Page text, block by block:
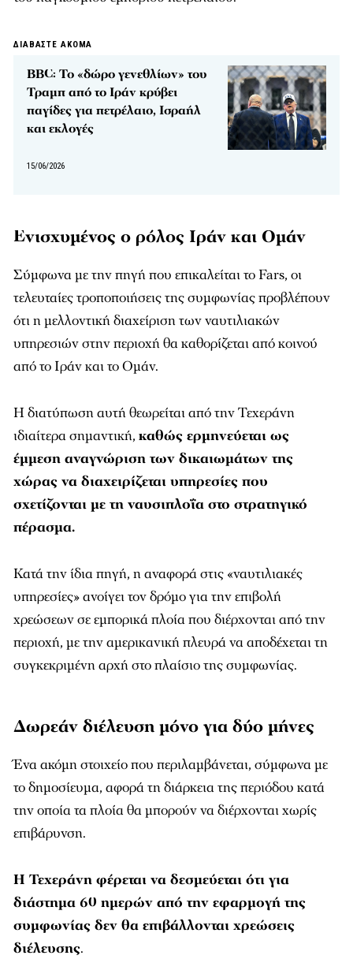
ΔΙΑΒΑΣΤΕ ΑΚΟΜΑ
BBC: Το «δώρο γενεθλίων» του
Τραμπ από το Ιράν κρύβει
παγίδες για πετρέλαιο, Ισραήλ
και εκλογές
15/06/2026
Ενισχυμένος ο ρόλος Ιράν και Ομάν
Σύμφωνα με την πηγή που επικαλείται το Fars, οι
τελευταίες τροποποιήσεις της συμφωνίας προβλέπουν
ότι η μελλοντική διαχείριση των ναυτιλιακών
υπηρεσιών στην περιοχή θα καθορίζεται από κοινού
από το Ιράν και το Ομάν.
Η διατύπωση αυτή θεωρείται από την Τεχεράνη
ιδιαίτερα σημαντική, καθώς ερμηνεύεται ως
έμμεση αναγνώριση των δικαιωμάτων της
χώρας να διαχειρίζεται υπηρεσίες που
σχετίζονται με τη ναυσιπλοΐα στο στρατηγικό
πέρασμα.
Κατά την ίδια πηγή, η αναφορά στις «ναυτιλιακές
υπηρεσίες» ανοίγει τον δρόμο για την επιβολή
χρεώσεων σε εμπορικά πλοία που διέρχονται από την
περιοχή, με την αμερικανική πλευρά να αποδέχεται τη
συγκεκριμένη αρχή στο πλαίσιο της συμφωνίας.
Δωρεάν διέλευση μόνο για δύο μήνες
Ένα ακόμη στοιχείο που περιλαμβάνεται, σύμφωνα με
το δημοσίευμα, αφορά τη διάρκεια της περιόδου κατά
την οποία τα πλοία θα μπορούν να διέρχονται χωρίς
επιβάρυνση.
Η Τεχεράνη φέρεται να δεσμεύεται ότι για
διάστημα 60 ημερών από την εφαρμογή της
συμφωνίας δεν θα επιβάλλονται χρεώσεις
διέλευσης.